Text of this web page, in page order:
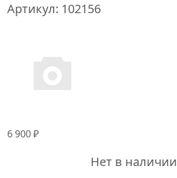
Артикул: 102156
6 900 ₽
Нет в наличии